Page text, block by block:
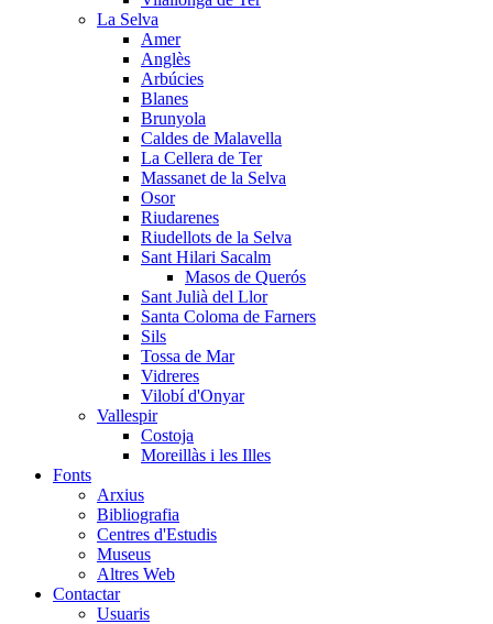
La Selva
Amer
Anglès
Arbúcies
Blanes
Brunyola
Caldes de Malavella
La Cellera de Ter
Massanet de la Selva
Osor
Riudarenes
Riudellots de la Selva
Sant Hilari Sacalm
Masos de Querós
Sant Julià del Llor
Santa Coloma de Farners
Sils
Tossa de Mar
Vidreres
Vilobí d'Onyar
Vallespir
Costoja
Moreillàs i les Illes
Fonts
Arxius
Bibliografia
Centres d'Estudis
Museus
Altres Web
Contactar
Usuaris